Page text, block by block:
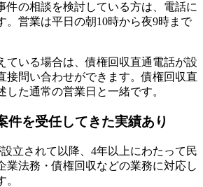
件の相談を検討している方は、電話に
。営業は平日の朝10時から夜9時まで
ている場合は、債権回収直通電話が設
接問い合わせができます。債権回収直
した通常の営業日と一緒です。
件を受任してきた実績あり
立されて以降、4年以上にわたって民
業法務・債権回収などの業務に対応し